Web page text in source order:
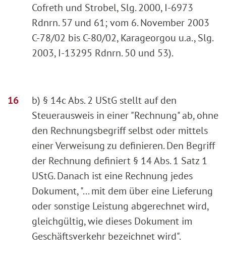
Cofreth und Strobel, Slg. 2000, I-6973
Rdnrn. 57 und 61; vom 6. November 2003
C-78/02 bis C-80/02, Karageorgou u.a., Slg.
2003, I-13295 Rdnrn. 50 und 53).
b) § 14c Abs. 2 UStG stellt auf den
Steuerausweis in einer "Rechnung" ab, ohne
den Rechnungsbegriff selbst oder mittels
einer Verweisung zu definieren. Den Begriff
der Rechnung definiert § 14 Abs. 1 Satz 1
UStG. Danach ist eine Rechnung jedes
Dokument, "... mit dem über eine Lieferung
oder sonstige Leistung abgerechnet wird,
gleichgültig, wie dieses Dokument im
Geschäftsverkehr bezeichnet wird".